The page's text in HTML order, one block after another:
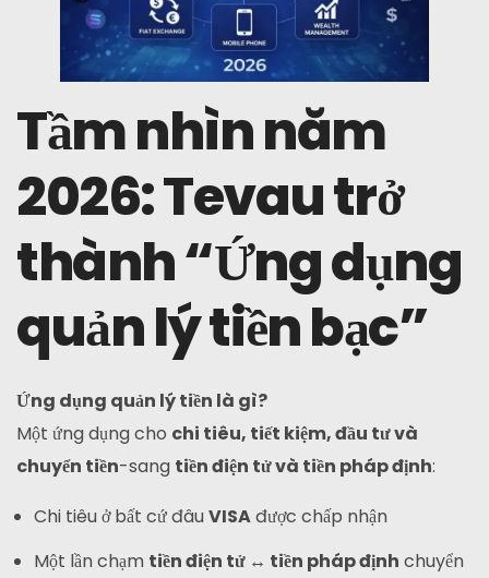
Tầm nhìn năm
2026: Tevau trở
thành “Ứng dụng
quản lý tiền bạc”
Ứng dụng quản lý tiền là gì?
Một ứng dụng cho chi tiêu, tiết kiệm, đầu tư và
chuyển tiền-sang tiền điện tử và tiền pháp định:
Chi tiêu ở bất cứ đâuVISAđược chấp nhận
Một lần chạm tiền điện tử ↔ tiền pháp định chuyển